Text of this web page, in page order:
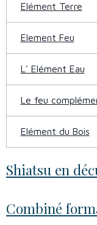
Elément Terre
Element Feu
L' Elément Eau
Le feu
Elément du Bois
Shiatsu en
Combiné